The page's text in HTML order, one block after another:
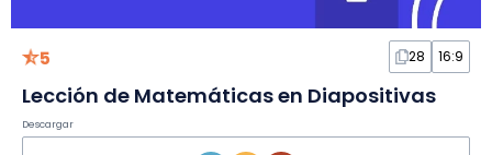
5 28 16:9
Lección de Matemáticas en Diapositivas
Descargar